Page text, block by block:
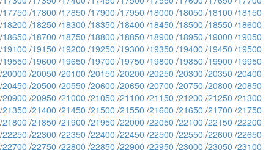
/17750 /17800 /17850 /17900 /17950 /18000 /18050 /18100 /18150
/18200 /18250 /18300 /18350 /18400 /18450 /18500 /18550 /18600
/18650 /18700 /18750 /18800 /18850 /18900 /18950 /19000 /19050
/19100 /19150 /19200 /19250 /19300 /19350 /19400 /19450 /19500
/19550 /19600 /19650 /19700 /19750 /19800 /19850 /19900 /19950
/20000 /20050 /20100 /20150 /20200 /20250 /20300 /20350 /20400
/20450 /20500 /20550 /20600 /20650 /20700 /20750 /20800 /20850
/20900 /20950 /21000 /21050 /21100 /21150 /21200 /21250 /21300
/21350 /21400 /21450 /21500 /21550 /21600 /21650 /21700 /21750
/21800 /21850 /21900 /21950 /22000 /22050 /22100 /22150 /22200
/22250 /22300 /22350 /22400 /22450 /22500 /22550 /22600 /22650
/22700 /22750 /22800 /22850 /22900 /22950 /23000 /23050 /23100